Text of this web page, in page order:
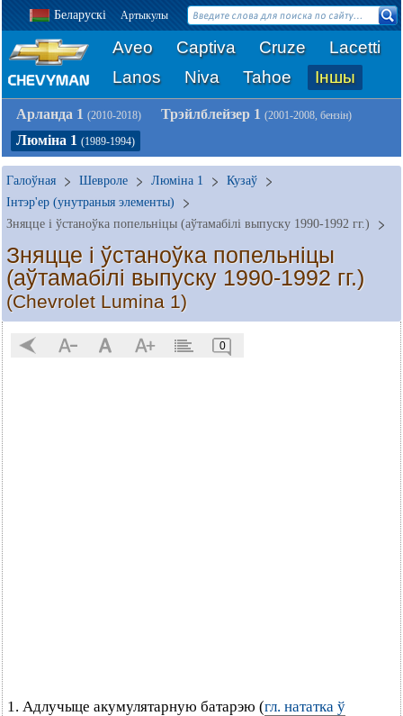
Беларускі Артыкулы
Aveo Captiva Cruze
Lacetti
Lanos
Niva Tahoe Іншы
Арланда 1 (2010-2018) Трэйлблейзер 1 (2001-2008, бензін)
Люміна 1 (1989-1994)
Галоўная Шевроле Люміна 1
Кузаў
Інтэр'ер (унутраныя элементы)
Зняцце і ўстаноўка попельніцы (аўтамабілі выпуску 1990-1992 гг.)
Зняцце і ўстаноўка попельніцы
(аўтамабілі выпуску 1990-1992 гг.)
(Chevrolet Lumina 1)
0
1. Адлучыце акумулятарную батарэю (гл. нататка ў